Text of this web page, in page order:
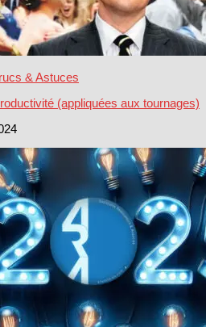
& Astuces
(appliquées aux tournages)